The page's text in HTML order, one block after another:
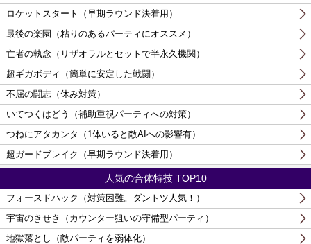
ロケットスタート（早期ラウンド決着用）
最後の楽園（粘りのあるパーティにオススメ）
亡者の執念（リザオラルとセットで半永久機関）
超ギガボディ（簡単に安定した戦闘）
不屈の闘志（休み対策）
いてつくはどう（補助重視パーティへの対策）
つねにアタカンタ（1体いると敵AIへの影響有）
超ガードブレイク（早期ラウンド決着用）
人気の合体特技 TOP10
フォースドハック（対策困難。ダントツ人気！）
宇宙のきせき（カウンター狙いの守備型パーティ）
地獄落とし（敵パーティを弱体化）